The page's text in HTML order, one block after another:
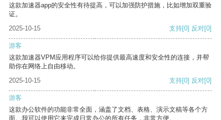
这款加速器app的安全性有待提高，可以加强防护措施，比如增加双重验
证。
2025-10-15
支持[0] 反对[0]
游客
这款加速器VPM应用程序可以给你提供最高速度和安全性的连接，并帮
助你在网络上自由移动。
2025-10-15
支持[0] 反对[0]
游客
这款办公软件的功能非常全面，涵盖了文档、表格、演示文稿等各个方
面。我可以使用它来完成日常办公的所有任务，非常方便。